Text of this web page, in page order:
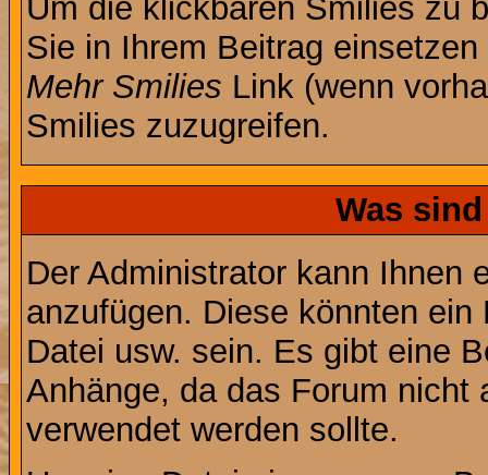
Um die klickbaren Smilies zu
Sie in Ihrem Beitrag
Mehr Smilies Link (wenn
Smilies zuzugreifen.
Was
Der Administrator kann Ihnen
anzufügen. Diese könnten
Datei usw. sein. Es gibt eine
Anhänge, da das Forum nicht
verwendet werden sollte.